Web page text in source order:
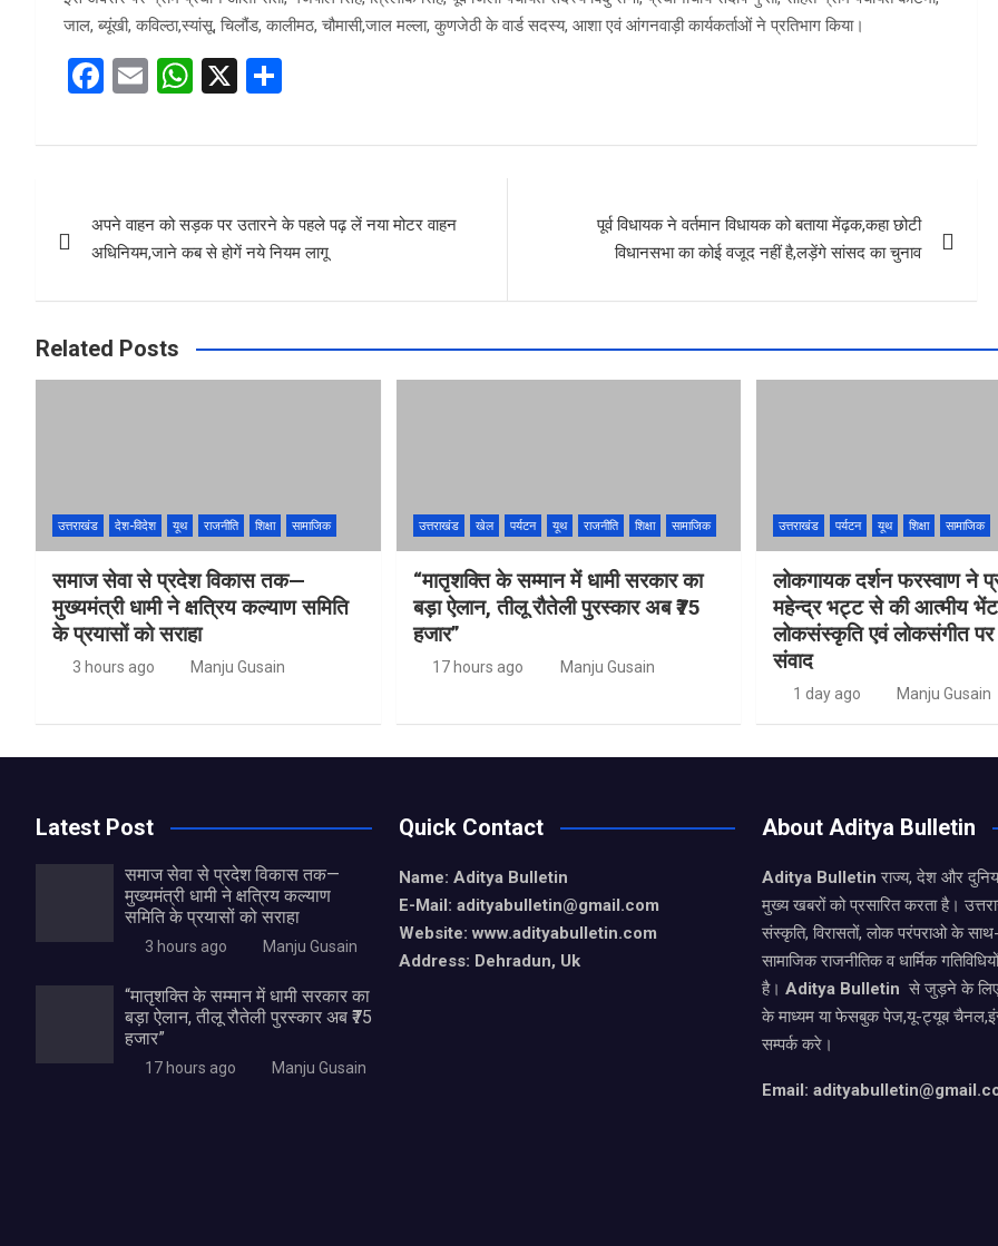
जाल, ब्यूंखी, कविल्ठा,स्यांसू, चिलौंड, कालीमठ, चौमासी,जाल मल्ला, कुणजेठी के वार्ड सदस्य, आशा एवं आंगनवाड़ी कार्यकर्ताओं ने प्रतिभाग किया।
F
ce
o
o
k
E
ail
W
at
A
p
p
X
ar
navigation
अपने वाहन को सड़क पर उतारने के पहले पढ़ लें नया मोटर वाहन
अधिनियम,जाने कब से होगें नये नियम लागू
पूर्व विधायक ने वर्तमान विधायक को बताया मेंढ़क,कहा छोटी
विधानसभा का कोई वजूद नहीं है,लड़ेंगे सांसद का चुनाव
Related Posts
उत्तराखंड देश-विदेश यूथ राजनीति शिक्षा सामाजिक
समाज सेवा से प्रदेश विकास तक—
मुख्यमंत्री धामी ने क्षत्रिय कल्याण समिति
के प्रयासों को सराहा
3 hours ago Manju Gusain
उत्तराखंड खेल पर्यटन यूथ राजनीति शिक्षा सामाजिक
“मातृशक्ति के सम्मान में धामी सरकार का
बड़ा ऐलान, तीलू रौतेली पुरस्कार अब ₹75
हजार”
17 hours ago Manju Gusain
उत्तराखंड पर्यटन यूथ शिक्षा सामाजिक
लोकगायक दर्शन फरस्वाण ने
महेन्द्र भट्ट से की आत्मीय
लोकसंस्कृति एवं लोकसंगीत
संवाद
1 day ago Manju Gusain
Latest Post
समाज सेवा से प्रदेश विकास तक—
मुख्यमंत्री धामी ने क्षत्रिय कल्याण
समिति के प्रयासों को सराहा
3 hours ago Manju Gusain
“मातृशक्ति के सम्मान में धामी सरकार का
बड़ा ऐलान, तीलू रौतेली पुरस्कार अब ₹75
हजार”
17 hours ago Manju Gusain
Quick Contact
Name: Aditya Bulletin
E-Mail: adityabulletin@gmail.com
Website: www.adityabulletin.com
Address: Dehradun, Uk
About Aditya Bulletin
Aditya Bulletinराज्य, देश और
मुख्य खबरों को प्रसारित करता है।
संस्कृति, विरासतों, लोक परंपराओ के
सामाजिक राजनीतिक व धार्मिक
है। Aditya Bulletin से जुड़ने के लिए
के माध्यम या फेसबुक पेज,यू-ट्यूब
सम्पर्क करे।
Email: